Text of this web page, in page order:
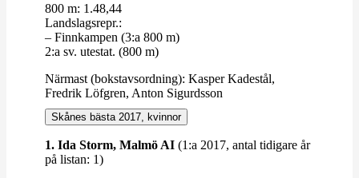
800 m: 1.48,44
Lands­lagsrepr.:
– Finn­kampen (3:a 800 m)
2:a sv. utestat. (800 m)
Närmast (bok­stavs­ordning): Kasper Kadestål,
Fredrik Löfgren, Anton Sigurdsson
Skånes bästa 2017, kvinnor
1. Ida Storm, Malmö AI (1:a 2017, antal tidigare år
på listan: 1)